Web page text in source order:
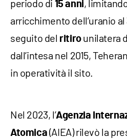
periodo di 15 anni,
arricchimento dell’uranio al
seguito del ritirounilatera
dall’intesa nel 2015,
in operatività il sito.
Nel 2023, l’Agenzia
Atomica (AIEA) rilevò la